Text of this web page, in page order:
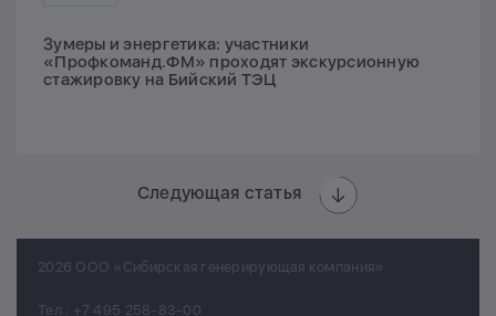
Зумеры и энергетика: участники
«Профкоманд.ФМ» проходят экскурсионную
стажировку на Бийский ТЭЦ
Следующая статья
2026 ООО «Сибирская генерирующая компания»
Тел.: +7 495 258-83-00